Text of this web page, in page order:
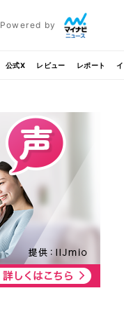
Powered by
公式X レビュー レポート